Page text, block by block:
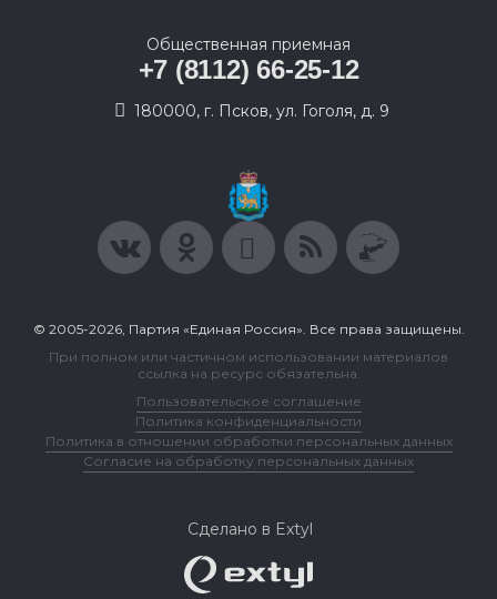
Общественная приемная
+7 (8112) 66-25-12
180000, г. Псков, ул. Гоголя, д. 9
© 2005-2026, Партия «Единая Россия». Все права защищены.
При полном или частичном использовании материалов
ссылка на ресурс обязательна.
Пользовательское соглашение
Политика конфиденциальности
Политика в отношении обработки персональных данных
Согласие на обработку персональных данных
Сделано в Extyl